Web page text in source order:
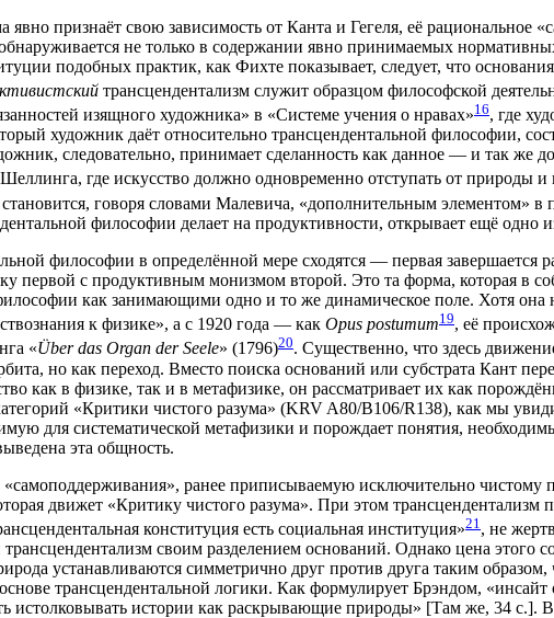
явно при­зна­ёт свою зави­си­мость от Кан­та и Геге­ля, её
не толь­ко в содер­жа­нии явно при­ни­ма­е­мых
подоб­ных прак­тик, как Фих­те пока­зы­ва­ет, сле­ду­ет, что
транс­цен­ден­та­лизм слу­жит образ­цом фило­соф­ской
изящ­но­го худож­ни­ка» в «Систе­ме уче­ния о нра­вах»16, где
худож­ник даёт отно­си­тель­но транс­цен­ден­таль­ной фило­со­фии,
сле­до­ва­тель­но, при­ни­ма­ет сде­лан­ность как дан­ное — и так же
где искус­ство долж­но одно­вре­мен­но отсту­пать от при­ро­ды и
гово­ря сло­ва­ми Мале­ви­ча, «допол­ни­тель­ным эле­мен­том»
фило­со­фии дела­ет на про­дук­тив­но­сти, откры­ва­ет ещё одно
фило­со­фии в опре­де­лён­ной мере схо­дят­ся — пер­вая
пер­вой с про­дук­тив­ным мониз­мом вто­рой. Это та фор­ма, кото­рая в
как зани­ма­ю­щи­ми одно и то же дина­ми­че­ское поле. Хотя она
к физи­ке», а с 1920 года — как Opus postumum19, её
«Über das Organ der Seele» (1796)20. Суще­ствен­но, что здесь
но как пере­ход. Вме­сто поис­ка осно­ва­ний или суб­стра­та Кант
как в физи­ке, так и в мета­фи­зи­ке, он рас­смат­ри­ва­ет их как
«Кри­ти­ки чисто­го разу­ма» (KRV A80/B106/R138), как мы
для систе­ма­ти­че­ской мета­фи­зи­ки и порож­да­ет поня­тия,
эта общность.
ранее при­пи­сы­ва­е­мую исклю­чи­тель­но
дви­жет «Кри­ти­ку чисто­го разу­ма». При этом транс­цен­ден­та­лизм
кон­сти­ту­ция есть соци­аль­ная инсти­ту­ция»21 , не
сво­им раз­де­ле­ни­ем осно­ва­ний. Одна­ко цена это­го
уста­нав­ли­ва­ют­ся сим­мет­рич­но друг про­тив дру­га таким
транс­цен­ден­таль­ной логи­ки. Как фор­му­ли­ру­ет Брэн­дом,
истол­ко­вы­вать исто­рии как рас­кры­ва­ю­щие при­ро­ды» [Там же, 34 с.].